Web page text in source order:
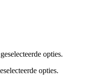
opties.
opties.